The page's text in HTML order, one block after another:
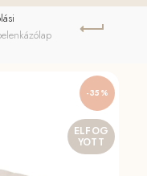
-35%
ELFOG
YOTT